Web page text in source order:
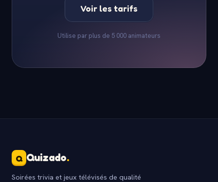
Voir les tarifs
Utilise par plus de 5 000 animateurs
Q Quizado.
Soirées trivia et jeux télévisés de qualité